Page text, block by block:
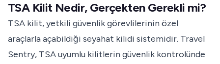
TSA Kilit Nedir, Gerçekten Gerekli mi?
TSA kilit, yetkili güvenlik görevlilerinin özel
araçlarla açabildiği seyahat kilidi sistemidir. Travel
Sentry, TSA uyumlu kilitlerin güvenlik kontrolünde